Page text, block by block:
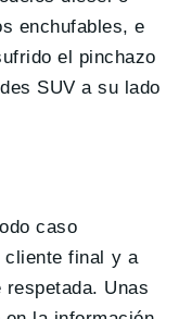
enchufables, e
el pinchazo
SUV a su lado
caso
cliente final y a
Unas